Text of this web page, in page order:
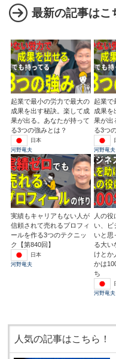
最新の記事はこ
起業で最小の労力で最大の
成果を出す秘訣。楽して成
果が出る。あなたが持って
る3つの強みとは？
日本
河野竜夫
起業で
成果を
果が出
る3つ
河野竜夫
実績もキャリアもない人が
信頼されて売れるプロフィ
ールを作る3つのテクニッ
ク【第840回】
日本
河野竜夫
人の
い、ビ
いと思
る大い
けとか
かは
ち
河野竜夫
人気の記事はこちら！